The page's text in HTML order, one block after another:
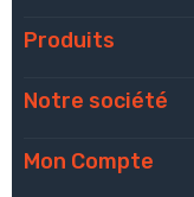
Produits
Notre société
Mon Compte